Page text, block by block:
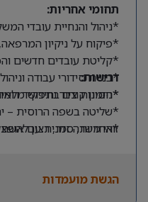
תחומי אחריות:
*ניהול והנחיית עובדי
*פיקוח על ניקיון
*קליטת עובדים חדשים
*בניית סידורי עבודה
*הזמנות ציוד וחידוש
דרישות:
*ניסיון קודם בתפקיד דומה
*שליטה בשפה הרוסית –
*אחריות, סדר, רצון
זוהי משרה זמנית עם
הגשת מועמדות